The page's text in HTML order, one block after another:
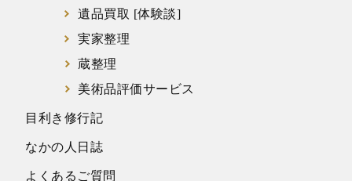
遺品買取 [体験談]
実家整理
蔵整理
美術品評価サービス
目利き修行記
なかの人日誌
よくあるご質問